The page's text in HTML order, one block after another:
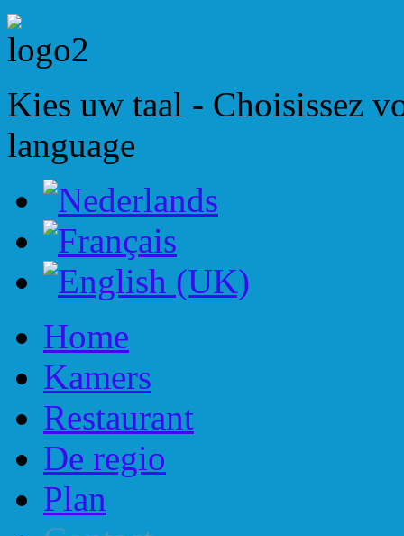
Kies uw taal - Choisissez
language
Home
Kamers
Restaurant
De regio
Plan